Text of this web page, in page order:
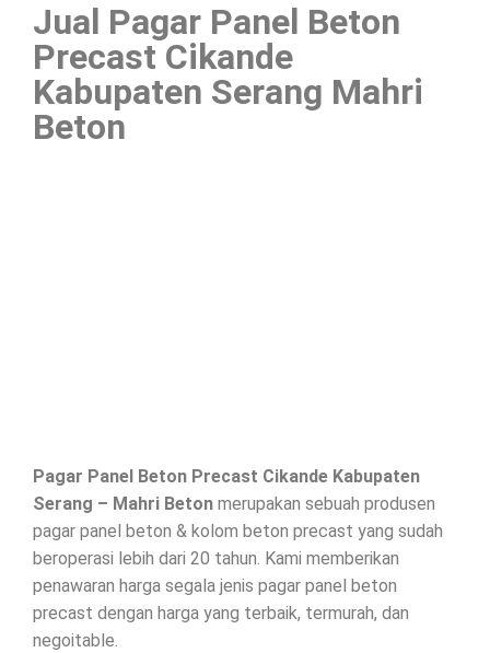
Jual Pagar Panel Beton
Precast Cikande
Kabupaten Serang Mahri
Beton
Pagar Panel Beton Precast Cikande Kabupaten
Serang – Mahri Beton merupakan sebuah produsen
pagar panel beton & kolom beton precast yang sudah
beroperasi lebih dari 20 tahun. Kami memberikan
penawaran harga segala jenis pagar panel beton
precast dengan harga yang terbaik, termurah, dan
negoitable.